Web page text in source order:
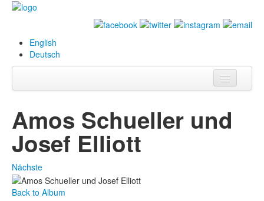
English
Deutsch
Biografie
Bilder
Amos Schueller und
Josef Elliott
Nächste
Back to Album